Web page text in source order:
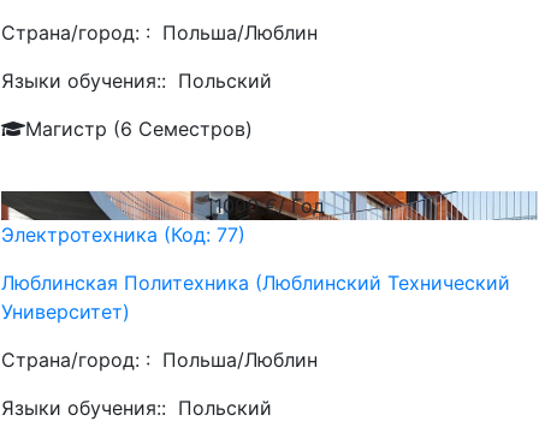
Страна/город: : Польша/Люблин
Языки обучения:: Польский
Магистр (6 Семестров)
1000€/ Год
Электротехника (Код: 77)
Люблинская Политехника (Люблинский Технический
Университет)
Страна/город: : Польша/Люблин
Языки обучения:: Польский